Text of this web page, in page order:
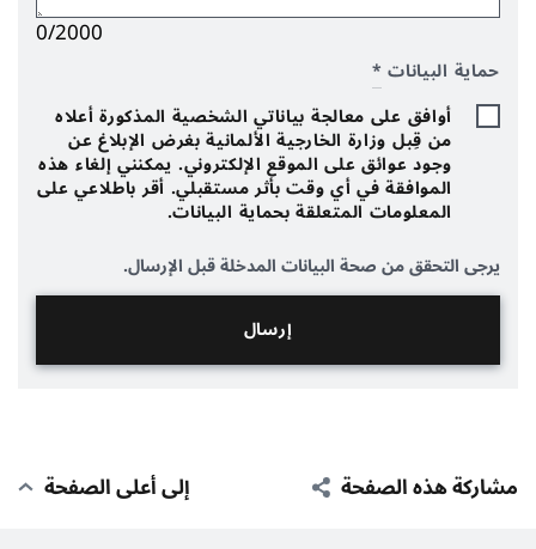
0/2000
حماية البيانات *
أوافق على معالجة بياناتي الشخصية المذكورة أعلاه
من قِبل وزارة الخارجية الألمانية بغرض الإبلاغ عن
وجود عوائق على الموقع الإلكتروني. يمكنني إلغاء هذه
الموافقة في أي وقت بأثر مستقبلي. أقر باطلاعي على
المعلومات المتعلقة بحماية البيانات.
يرجى التحقق من صحة البيانات المدخلة قبل الإرسال.
مشاركة هذه الصفحة إلى أعلى الصفحة